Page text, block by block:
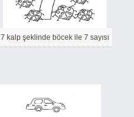
7 kalp şeklinde böcek ile 7 sayısı